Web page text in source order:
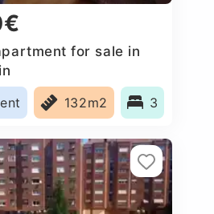
for sale in
132m2 3